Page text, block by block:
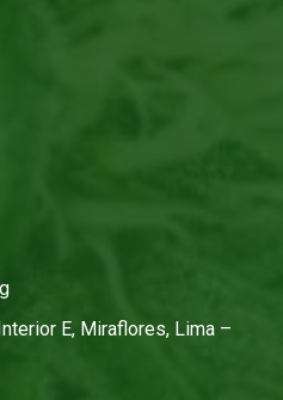
E, Miraflores, Lima –